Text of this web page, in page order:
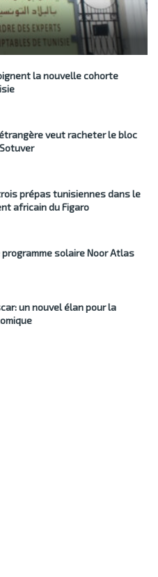
la nouvelle cohorte
veut racheter le bloc
prépas tunisiennes dans le
africain du Figaro
solaire Noor Atlas
un nouvel élan pour la